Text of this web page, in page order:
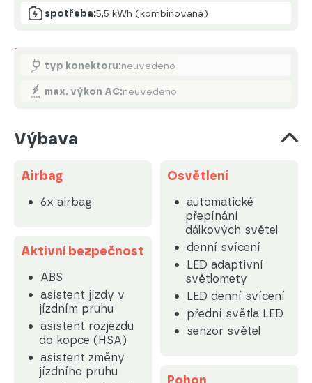
spotřeba:5,5 kWh (kombinovaná)
Nabíjení
typ konektoru:neuvedeno
max. výkon AC:neuvedeno
Výbava
Airbag
6x airbag
Aktivní bezpečnost
ABS
asistent jízdy v
jízdním pruhu
asistent rozjezdu
do kopce (HSA)
asistent změny
jízdního pruhu
Osvětlení
automatické
přepínání
dálkových světel
denní svícení
LED adaptivní
světlomety
LED denní svícení
přední světla LED
senzor světel